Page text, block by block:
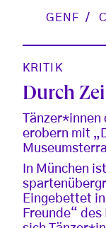
GENF
KRITIK
Durch
erobern mit
In München
Eingebettet
Freunde“